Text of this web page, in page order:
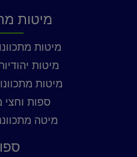
מיטות
מיטות
מיטות
מיטות
ספות וחצי
מיטה